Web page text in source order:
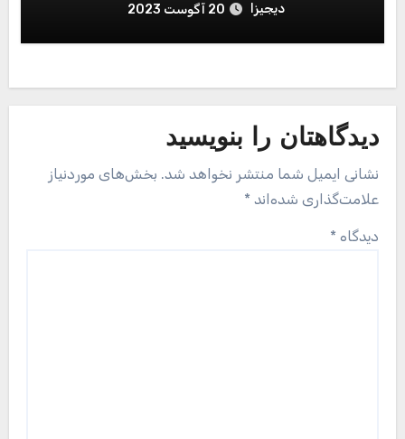
دیجیزا 20 آگوست 2023
دیدگاهتان را بنویسید
نشانی ایمیل شما منتشر نخواهد شد. بخش‌های موردنیاز
علامت‌گذاری شده‌اند *
دیدگاه *